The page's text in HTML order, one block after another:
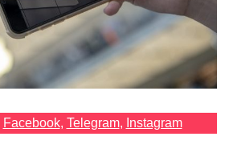
Facebook, Telegram, Instagram